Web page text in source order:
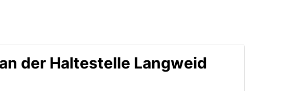
der Haltestelle Langweid